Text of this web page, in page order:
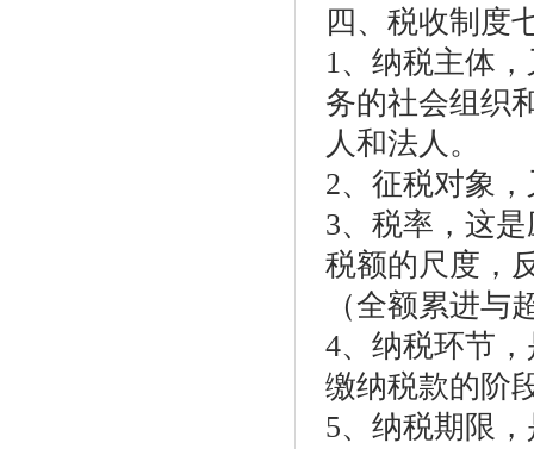
四、税收制度
1、纳税主体
务的社会组织
人和法人。
2、征税对象
3、税率，这
税额的尺度，
（全额累进
4、纳税环节
缴纳税款的阶
5、纳税期限